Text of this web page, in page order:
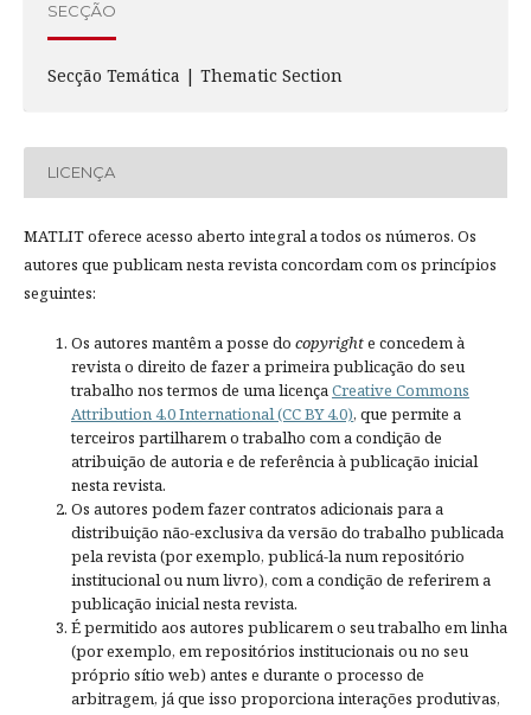
SECÇÃO
Secção Temática | Thematic Section
LICENÇA
MATLIT oferece acesso aberto integral a todos os números. Os
autores que publicam nesta revista concordam com os princípios
seguintes:
Os autores mantêm a posse do copyrighte concedem à
revista o direito de fazer a primeira publicação do seu
trabalho nos termos de uma licençaCreative Commons
Attribution 4.0 International (CC BY 4.0), que permite a
terceiros partilharem o trabalho com a condição de
atribuição de autoria e de referência à publicação inicial
nesta revista.
Os autores podem fazer contratos adicionais para a
distribuição não-exclusiva da versão do trabalho publicada
pela revista (por exemplo, publicá-la num repositório
institucional ou num livro), com a condição de referirem a
publicação inicial nesta revista.
É permitido aos autores publicarem o seu trabalho em linha
(por exemplo, em repositórios institucionais ou no seu
próprio sítio web) antes e durante o processo de
arbitragem, já que isso proporciona interações produtivas,